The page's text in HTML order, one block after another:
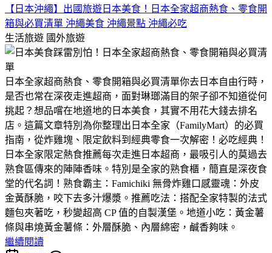
【日本沖繩】出國旅遊日本美食！日本全家超商熱食、零食開
箱與必買清單 沖繩美食 沖繩景點 沖繩必吃
生活旅遊 國外旅遊
日本全家超商熱食、零食開箱與必買清單​你去日本自由行時，
是否也常在深夜走進超商，面對琳瑯滿目的架子卻不知道從何
挑起？​想品嚐在地道地的日本美食，其實不用花大錢去排名
店。這篇文章特別為你整理出日本全家（FamilyMart）的必買
指南，從炸雞塊、限定飲料到經典零食一次解密！​必吃經典！
日本全家限定熱食推薦​每次走進日本超商，最吸引人的莫過去
熟食區傳來的陣陣香味。特別是全家的熟食櫃，簡直是深夜食
堂的代名詞！​熟食霸主：Famichiki 無骨炸雞​口感靈魂：外皮
金黃酥脆，咬下去多汁爆漿。​推薦吃法：搭配全家特製的法式
麵包夾著吃，秒變超高 CP 值的自製漢堡。​地道小吃：黃金薯
條與串燒​黃金薯條：外層酥脆、內層綿密，鹹香夠味。
繼續閱讀